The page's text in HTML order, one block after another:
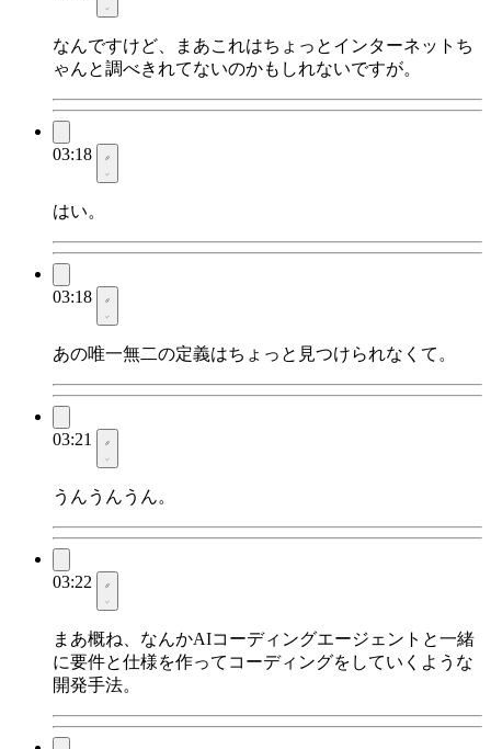
なんですけど、まあこれはちょっとインターネットち
ゃんと調べきれてないのかもしれないですが。
03:18
はい。
03:18
あの唯一無二の定義はちょっと見つけられなくて。
03:21
うんうんうん。
03:22
まあ概ね、なんかAIコーディングエージェントと一緒
に要件と仕様を作ってコーディングをしていくような
開発手法。